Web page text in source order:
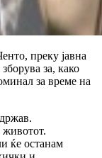
преку јавна
за, како
за време на
ќе останам